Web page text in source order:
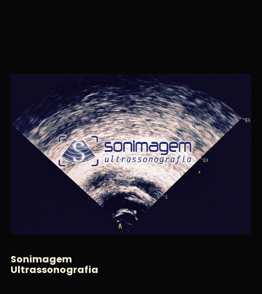
Sonimagem
Ultrassonografia